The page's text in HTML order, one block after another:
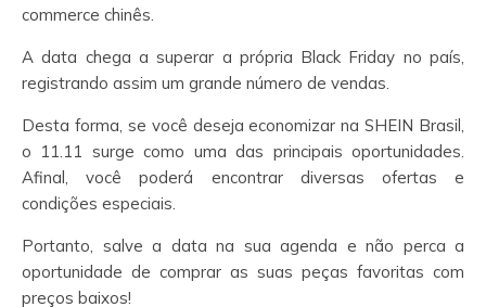
commerce chinês.
A data chega a superar a própria Black Friday no país,
registrando assim um grande número de vendas.
Desta forma, se você deseja economizar na SHEIN Brasil,
o 11.11 surge como uma das principais oportunidades.
Afinal, você poderá encontrar diversas ofertas e
condições especiais.
Portanto, salve a data na sua agenda e não perca a
oportunidade de comprar as suas peças favoritas com
preços baixos!